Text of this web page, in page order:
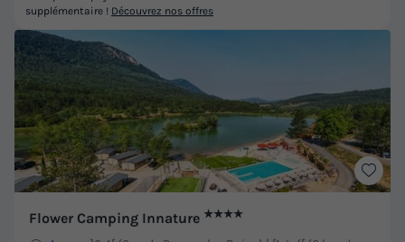
Flower Camping Innature ★★★★
supplémentaire ! Découvrez nos offres